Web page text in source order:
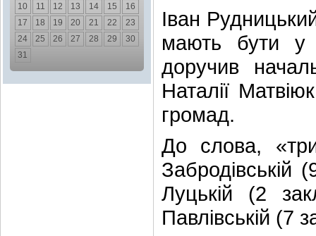
10
11 12 13 14 15
16
17
18 19 20 21 22
23
24
25 26 27 28 29
30
31
Іван
мають бути у
доручив
Наталії
громад.
До слова,
Забродівській
Луцькій (2
Павлівській (7